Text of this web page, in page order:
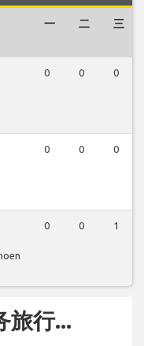
一 二 三
0 0 0
0 0 0
0 0 1
旅行...